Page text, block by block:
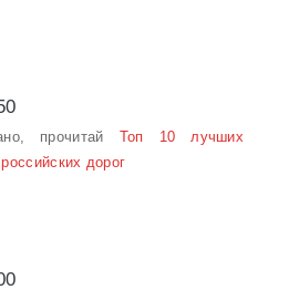
прочитай Топ 10 лучших
дорог